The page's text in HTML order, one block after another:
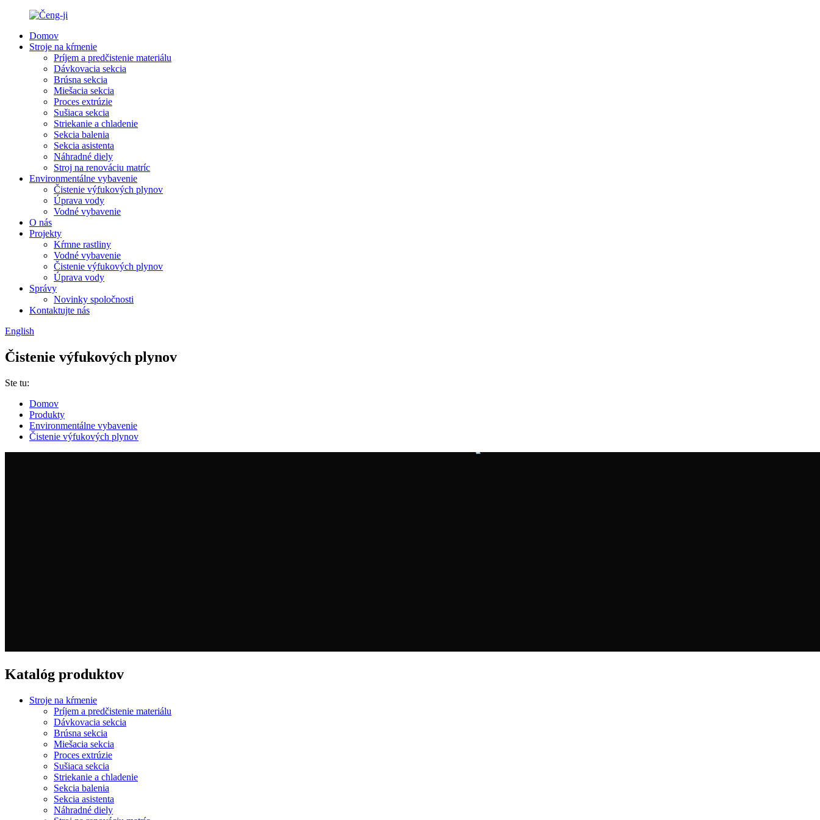
Domov
Stroje na kŕmenie
Príjem a predčistenie materiálu
Dávkovacia sekcia
Brúsna sekcia
Miešacia sekcia
Proces extrúzie
Sušiaca sekcia
Striekanie a chladenie
Sekcia balenia
Sekcia asistenta
Náhradné diely
Stroj na renováciu matríc
Environmentálne vybavenie
Čistenie výfukových plynov
Úprava vody
Vodné vybavenie
O nás
Projekty
Kŕmne rastliny
Vodné vybavenie
Čistenie výfukových plynov
Úprava vody
Správy
Novinky spoločnosti
Kontaktujte nás
English
Čistenie výfukových plynov
Ste tu:
Domov
Produkty
Environmentálne vybavenie
Čistenie výfukových plynov
Katalóg produktov
Stroje na kŕmenie
Príjem a predčistenie materiálu
Dávkovacia sekcia
Brúsna sekcia
Miešacia sekcia
Proces extrúzie
Sušiaca sekcia
Striekanie a chladenie
Sekcia balenia
Sekcia asistenta
Náhradné diely